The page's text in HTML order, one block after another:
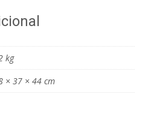
kg
× 37 × 44 cm